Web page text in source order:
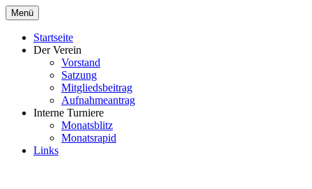
Zum
Inhalt
springen
Menü
Startseite
Der Verein
Vorstand
Satzung
Mitgliedsbeitrag
Aufnahmeantrag
Interne Turniere
Monatsblitz
Monatsrapid
Links